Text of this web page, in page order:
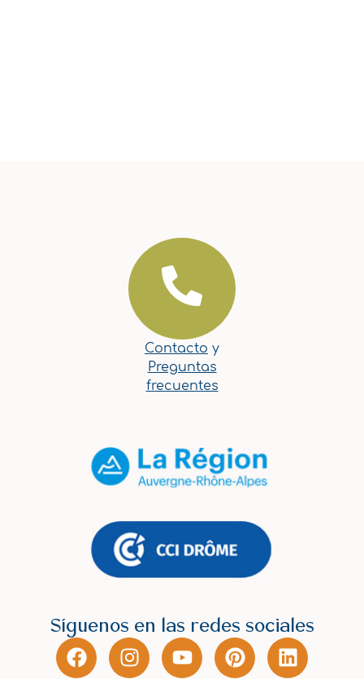
Contacto y
Preguntas
frecuentes
Síguenos en las redes sociales
F
a
I
n
Y
o
P
i
L
i